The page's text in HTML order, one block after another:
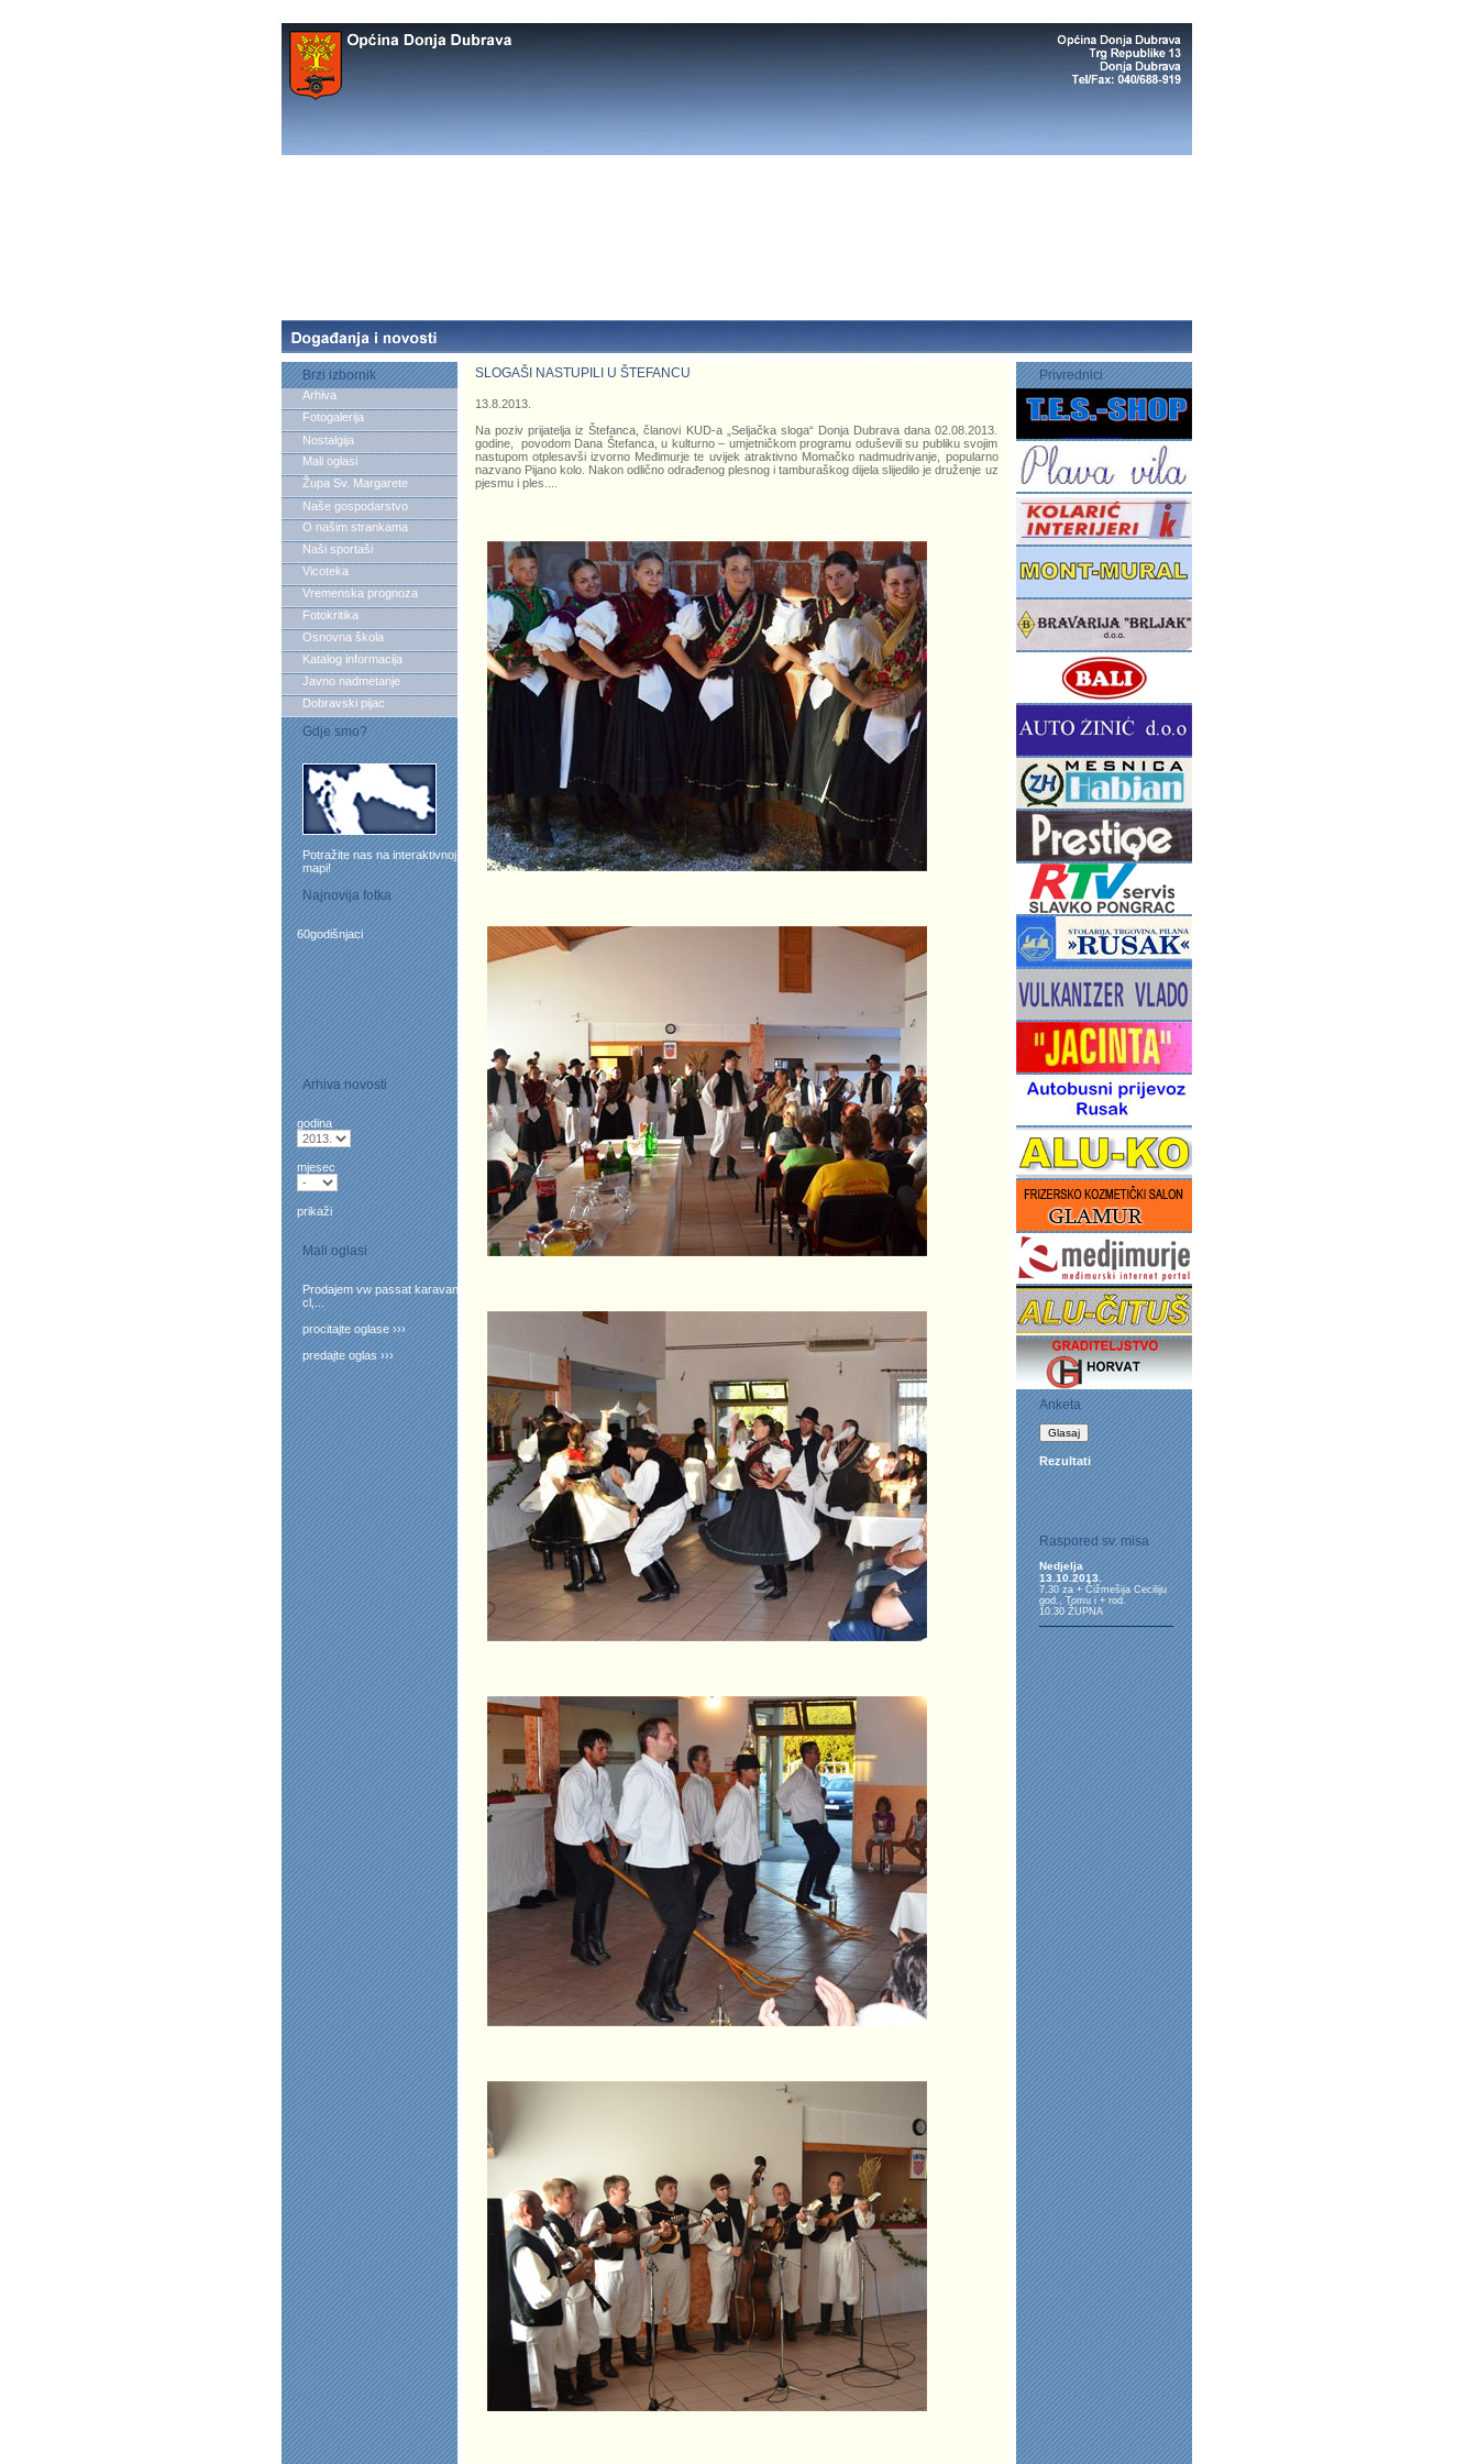
Brzi izbornik
Arhiva
Fotogalerija
Nostalgija
Mali oglasi
Župa Sv. Margarete
Naše gospodarstvo
O našim strankama
Naši sportaši
Vicoteka
Vremenska prognoza
Fotokritika
Osnovna škola
Katalog informacija
Javno nadmetanje
Dobravski pijac
Gdje smo?
Potražite nas na interaktivnoj
mapi!
Najnovija fotka
60godišnjaci
Arhiva novosti
godina
mjesec
prikaži
Mali oglasi
Prodajem vw passat karavan
cl,...
procitajte oglase ›››
predajte oglas ›››
SLOGAŠI NASTUPILI U ŠTEFANCU
13.8.2013.
Na poziv prijatelja iz Štefanca, članovi KUD-a „Seljačka sloga“ Donja Dubrava dana 02.08.2013.
godine, povodom Dana Štefanca, u kulturno – umjetničkom programu oduševili su publiku svojim
nastupom otplesavši izvorno Međimurje te uvijek atraktivno Momačko nadmudrivanje, popularno
nazvano Pijano kolo. Nakon odlično odrađenog plesnog i tamburaškog dijela slijedilo je druženje uz
pjesmu i ples....
Privrednici
Anketa
Rezultati
Raspored sv. misa
Nedjelja
13.10.2013.
7.30 za + Čižmešija Ceciliju
god., Tomu i + rod.
10.30 ŽUPNA